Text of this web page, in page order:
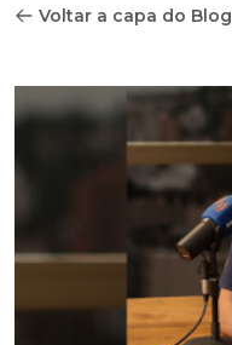
Voltar a capa do Blog